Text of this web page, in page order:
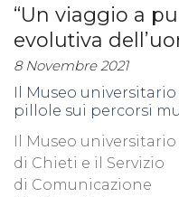
“Un viaggio a
evolutiva
8 Novembre 2021
Il Museo
pillole sui percorsi
Il Museo universitario
di Chieti e il Servizio
di Comunicazione